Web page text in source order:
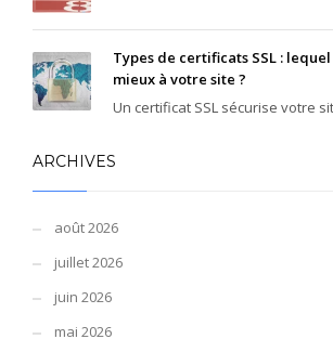
Types de certificats SSL :
mieux à votre site ?
Un certificat SSL sécurise votre
ARCHIVES
août 2026
juillet 2026
juin 2026
mai 2026